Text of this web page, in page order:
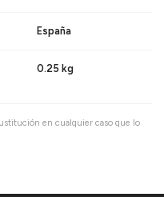
España
0.25 kg
en cualquier caso que lo